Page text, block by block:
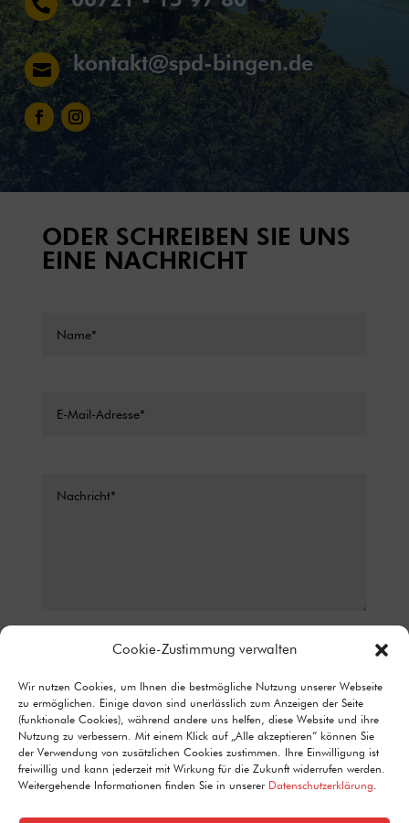
Cookie-Zustimmung verwalten
Wir nutzen Cookies, um Ihnen die bestmögliche Nutzung unserer Webseite
zu ermöglichen. Einige davon sind unerlässlich zum Anzeigen der Seite
(funktionale Cookies), während andere uns helfen, diese Website und ihre
Nutzung zu verbessern. Mit einem Klick auf „Alle akzeptieren“ können Sie
der Verwendung von zusätzlichen Cookies zustimmen. Ihre Einwilligung ist
freiwillig und kann jederzeit mit Wirkung für die Zukunft widerrufen werden.
Weitergehende Informationen finden Sie in unserer Datenschutzerklärung.

 kontakt@spd-bingen.de
ODER SCHREIBEN SIE UNS
EINE NACHRICHT
KONTAKTFORMULAR ZUR BEANTWORTUNG MEINER ANFRAGE
ERHOBEN UND VERARBEITET WERDEN. DETAILLIERTE
INFORMATIONEN ZUM UMGANG MIT NUTZERDATEN FINDEN SIE IN
UNSERER DATENSCHUTZERKLÄRUNG.
4 + 13= Senden
Alternative: